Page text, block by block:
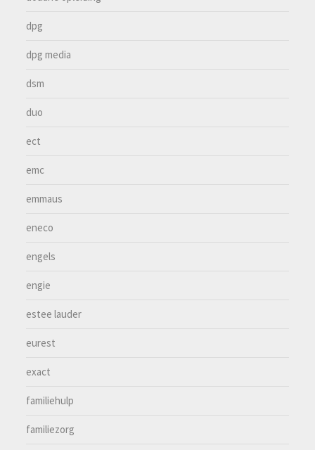
dpg
dpg media
dsm
duo
ect
emc
emmaus
eneco
engels
engie
estee lauder
eurest
exact
familiehulp
familiezorg